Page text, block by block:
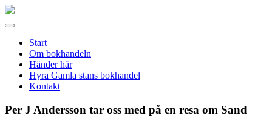
Gamla
Meny
Start
Om bokhandeln
Händer här
Hyra Gamla stans bokhandel
Kontakt
Per J Andersson tar oss med på en resa om Sand